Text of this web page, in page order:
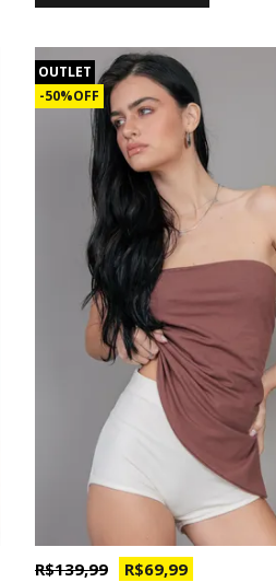
OUTLET
50% OFF
R$ 139,99 R$ 69,99